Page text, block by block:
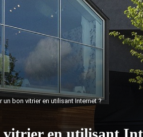
un bon vitrier en utilisant Internet ?